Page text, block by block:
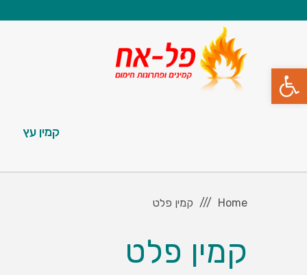
פתח סרגל נגישות
קמין עץ
Home קמין פלט
קמין פלט